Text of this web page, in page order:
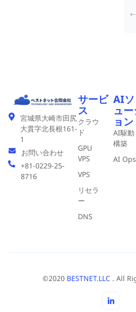
宮城県大崎市田尻
大貫字北長根161-
1
お問い合わせ
+81-0229-25-
8716
サービ
ス
クラウ
ド
GPU
VPS
VPS
リセラ
ー
DNS
AIソ
ュ
ョン
AI駆動
構築
AI Ops
©2020 BESTNET.LLC . All